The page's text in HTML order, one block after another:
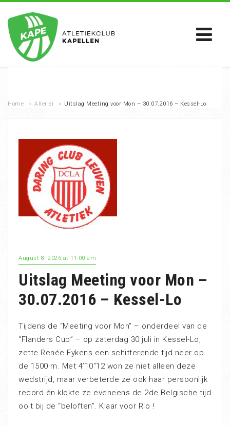
Home › Allerlei › Uitslag Meeting voor Mon – 30.07.2016 – Kessel-Lo
August 8, 2026 at 11:00 am
Uitslag Meeting voor Mon –
30.07.2016 – Kessel-Lo
Tijdens de “Meeting voor Mon” – onderdeel van de
“Flanders Cup” – op zaterdag 30 juli in Kessel-Lo,
zette Renée Eykens een schitterende tijd neer op
de 1500 m. Met 4’10″12 won ze niet alleen deze
wedstrijd, maar verbeterde ze ook haar persoonlijk
record én klokte ze eveneens de 2de Belgische tijd
ooit bij de “beloften”. Klaar voor Rio !